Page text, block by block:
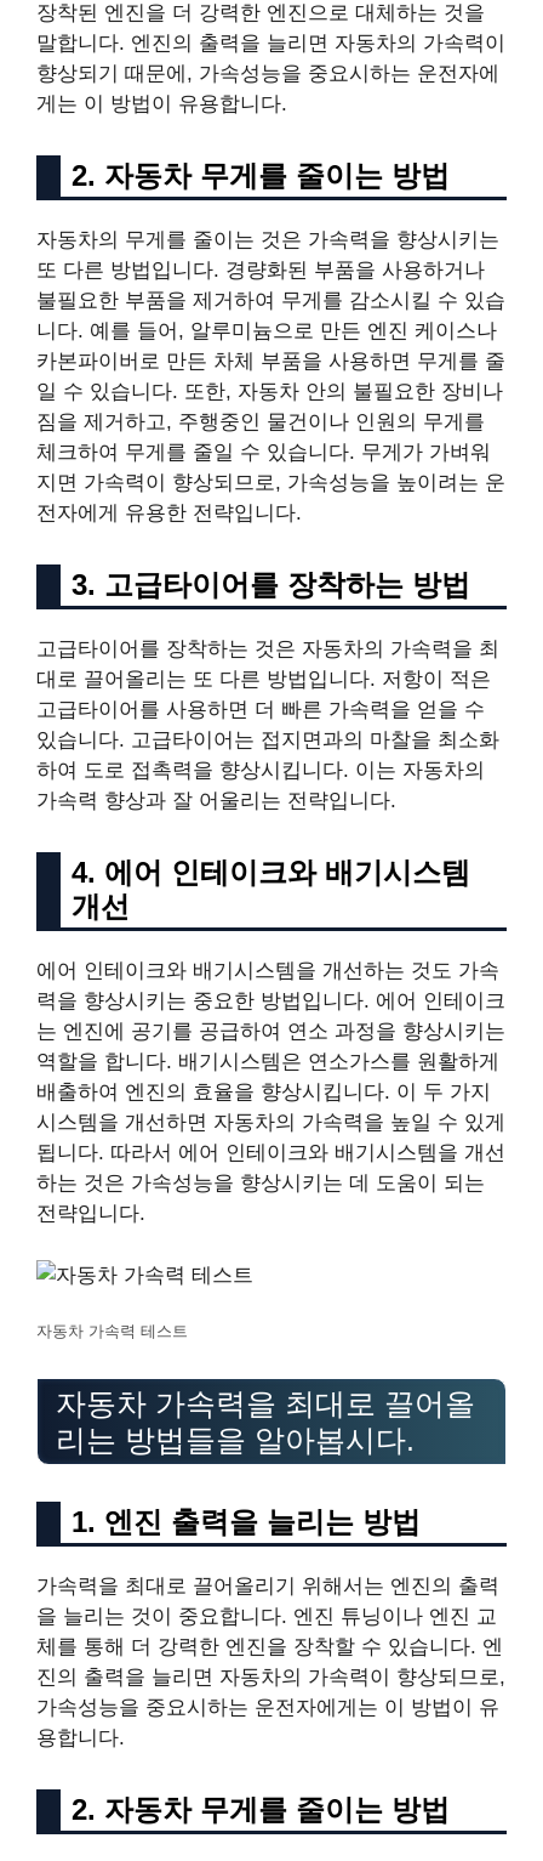
장착된 엔진을 더 강력한 엔진으로 대체하는 것을
말합니다. 엔진의 출력을 늘리면 자동차의 가속력이
향상되기 때문에, 가속성능을 중요시하는 운전자에
게는 이 방법이 유용합니다.
2. 자동차 무게를 줄이는 방법
자동차의 무게를 줄이는 것은 가속력을 향상시키는
또 다른 방법입니다. 경량화된 부품을 사용하거나
불필요한 부품을 제거하여 무게를 감소시킬 수 있습
니다. 예를 들어, 알루미늄으로 만든 엔진 케이스나
카본파이버로 만든 차체 부품을 사용하면 무게를 줄
일 수 있습니다. 또한, 자동차 안의 불필요한 장비나
짐을 제거하고, 주행중인 물건이나 인원의 무게를
체크하여 무게를 줄일 수 있습니다. 무게가 가벼워
지면 가속력이 향상되므로, 가속성능을 높이려는 운
전자에게 유용한 전략입니다.
3. 고급타이어를 장착하는 방법
고급타이어를 장착하는 것은 자동차의 가속력을 최
대로 끌어올리는 또 다른 방법입니다. 저항이 적은
고급타이어를 사용하면 더 빠른 가속력을 얻을 수
있습니다. 고급타이어는 접지면과의 마찰을 최소화
하여 도로 접촉력을 향상시킵니다. 이는 자동차의
가속력 향상과 잘 어울리는 전략입니다.
4. 에어 인테이크와 배기시스템
개선
에어 인테이크와 배기시스템을 개선하는 것도 가속
력을 향상시키는 중요한 방법입니다. 에어 인테이크
는 엔진에 공기를 공급하여 연소 과정을 향상시키는
역할을 합니다. 배기시스템은 연소가스를 원활하게
배출하여 엔진의 효율을 향상시킵니다. 이 두 가지
시스템을 개선하면 자동차의 가속력을 높일 수 있게
됩니다. 따라서 에어 인테이크와 배기시스템을 개선
하는 것은 가속성능을 향상시키는 데 도움이 되는
전략입니다.
자동차 가속력 테스트
자동차 가속력을 최대로 끌어올
리는 방법들을 알아봅시다.
1. 엔진 출력을 늘리는 방법
가속력을 최대로 끌어올리기 위해서는 엔진의 출력
을 늘리는 것이 중요합니다. 엔진 튜닝이나 엔진 교
체를 통해 더 강력한 엔진을 장착할 수 있습니다. 엔
진의 출력을 늘리면 자동차의 가속력이 향상되므로,
가속성능을 중요시하는 운전자에게는 이 방법이 유
용합니다.
2. 자동차 무게를 줄이는 방법